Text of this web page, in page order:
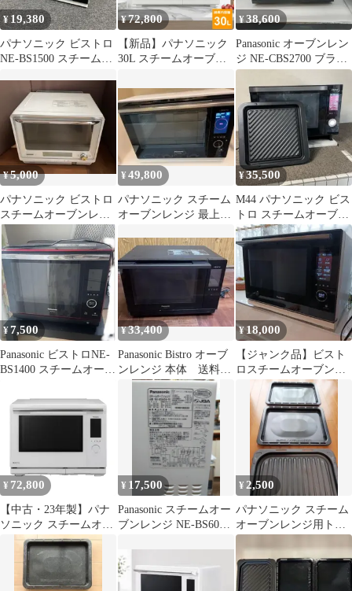
¥ 19,380
パナソニック ビストロ
NE-BS1500 スチームオ
¥72,800
【新品】パナソニック
30L スチームオーブン
NE-BS8D-W オフホワ
イト Panasonic
¥38,600
Panasonic オーブンレン
ジ NE-CBS2700 ブラッ
ク
¥5,000
パナソニック ビストロ
スチームオーブンレン
ジ NE-R301 ジャンク品
¥49,800
パナソニック スチーム
オーブンレンジ 最上位
W
¥35,500
M44 パナソニック ビス
トロ スチームオーブン
レンジ おしゃれ家電✨
¥7,500
Panasonic ビストロNE-
BS1400 スチームオーブ
¥33,400
Panasonic Bistro オーブ
ンレンジ 本体 送料込
¥18,000
【ジャンク品】ビスト
ロスチームオーブンレ
ンジNE-CBS2700
¥ 72,800
【中古・23年製】パナ
ソニック スチームオー
ブンレンジ ビストロ
NE-UBS10A-W（ホワ
イト）
¥ 17,500
Panasonic スチームオー
ブンレンジ NE-BS606-
¥ 2,500
パナソニック スチーム
オーブンレンジ用トレ
イ（皿）3枚（内2枚未